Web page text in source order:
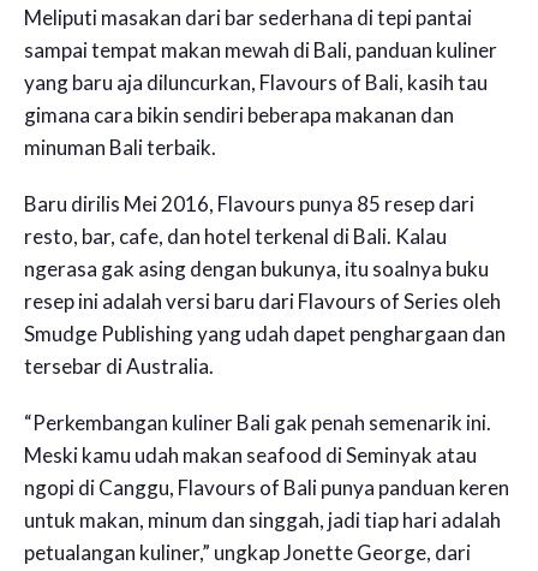
Meliputi masakan dari bar sederhana di tepi pantai
sampai tempat makan mewah di Bali, panduan kuliner
yang baru aja diluncurkan, Flavours of Bali, kasih tau
gimana cara bikin sendiri beberapa makanan dan
minuman Bali terbaik.
Baru dirilis Mei 2016, Flavours punya 85 resep dari
resto, bar, cafe, dan hotel terkenal di Bali. Kalau
ngerasa gak asing dengan bukunya, itu soalnya buku
resep ini adalah versi baru dari Flavours of Series oleh
Smudge Publishing yang udah dapet penghargaan dan
tersebar di Australia.
“Perkembangan kuliner Bali gak penah semenarik ini.
Meski kamu udah makan seafood di Seminyak atau
ngopi di Canggu, Flavours of Bali punya panduan keren
untuk makan, minum dan singgah, jadi tiap hari adalah
petualangan kuliner,” ungkap Jonette George, dari